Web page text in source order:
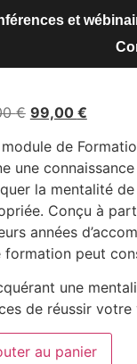
et
€ 99,00 €
de
une
la mentalité
Conçu à
années
formation peut
une
de réussir votre
au panier